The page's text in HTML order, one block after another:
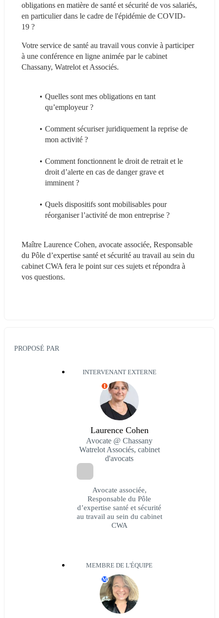
obligations en matière de santé et sécurité de vos salariés,
en particulier dans le cadre de l'épidémie de COVID-
19 ?
Votre service de santé au travail vous convie à participer
à une conférence en ligne animée par le cabinet
Chassany, Watrelot et Associés.
Quelles sont mes obligations en tant
qu’employeur ?
Comment sécuriser juridiquement la reprise de
mon activité ?
Comment fonctionnent le droit de retrait et le
droit d’alerte en cas de danger grave et
imminent ?
Quels dispositifs sont mobilisables pour
réorganiser l’activité de mon entreprise ?
Maître Laurence Cohen, avocate associée, Responsable
du Pôle d’expertise santé et sécurité au travail au sein du
cabinet CWA fera le point sur ces sujets et répondra à
vos questions.
PROPOSÉ PAR
INTERVENANT EXTERNE
I
Laurence Cohen
Avocate @ Chassany
Watrelot Associés, cabinet
d'avocats
Avocate associée,
Responsable du Pôle
d’expertise santé et sécurité
au travail au sein du cabinet
CWA
MEMBRE DE L'ÉQUIPE
M